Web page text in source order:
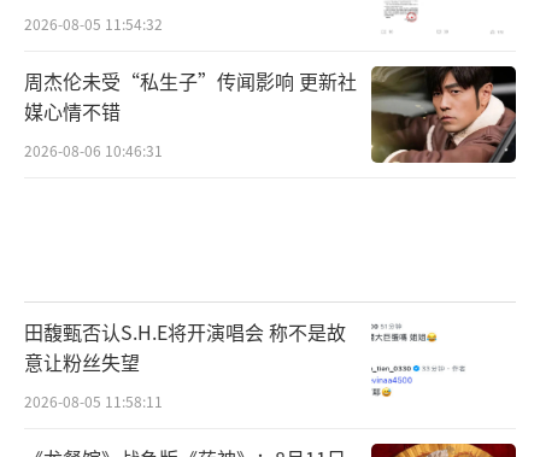
2026-08-05 11:54:32
周杰伦未受“私生子”传闻影响 更新社
媒心情不错
2026-08-06 10:46:31
田馥甄否认S.H.E将开演唱会 称不是故
意让粉丝失望
2026-08-05 11:58:11